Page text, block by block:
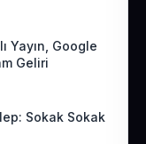
Yayın, Google
Geliri
Sokak Sokak